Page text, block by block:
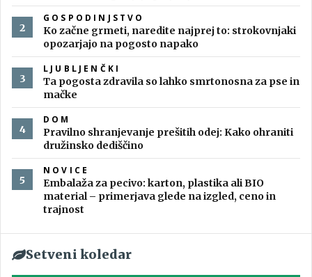
GOSPODINJSTVO
Ko začne grmeti, naredite najprej to: strokovnjaki
opozarjajo na pogosto napako
LJUBLJENČKI
Ta pogosta zdravila so lahko smrtonosna za pse in
mačke
DOM
Pravilno shranjevanje prešitih odej: Kako ohraniti
družinsko dediščino
NOVICE
Embalaža za pecivo: karton, plastika ali BIO
material – primerjava glede na izgled, ceno in
trajnost
Setveni koledar